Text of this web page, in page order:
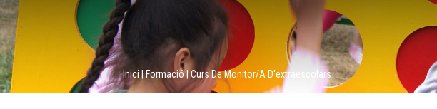
Inici|Formació|Curs De Monitor/a D'extraescolars